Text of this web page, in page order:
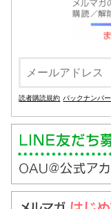
読者購読規約 バックナンバー